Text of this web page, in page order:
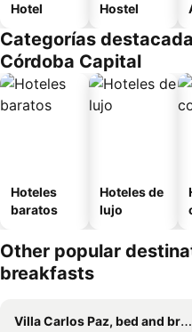
Hotel Hostel
Categorías
Córdoba Capital
Hoteles
baratos
Hoteles de
lujo
Other popular
breakfasts
Villa Carlos Paz, bed and breakfasts